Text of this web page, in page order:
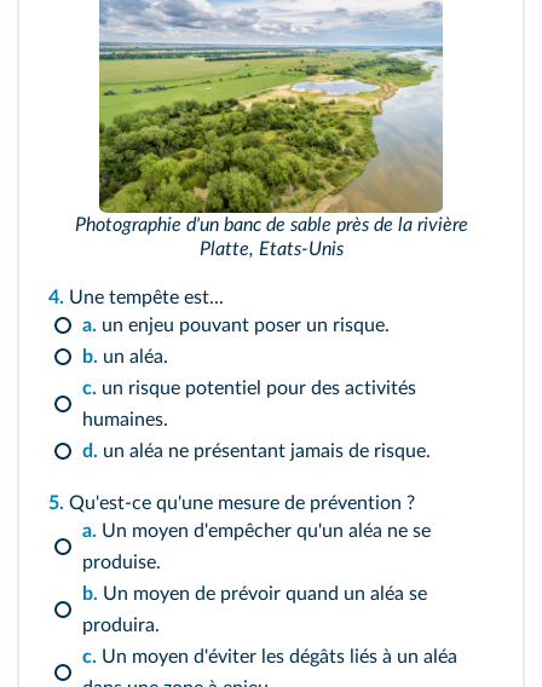
Photographie d'un banc de sable près de la rivière
Platte, Etats-Unis
4. Une tempête est...
a. un enjeu pouvant poser un risque.
b. un aléa.
c. un risque potentiel pour des activités
humaines.
d. un aléa ne présentant jamais de risque.
5. Qu'est-ce qu'une mesure de prévention ?
a. Un moyen d'empêcher qu'un aléa ne se
produise.
b. Un moyen de prévoir quand un aléa se
produira.
c. Un moyen d'éviter les dégâts liés à un aléa